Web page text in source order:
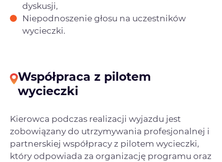
dyskusji,
Niepodnoszenie głosu na uczestników
wycieczki.
Współpraca z pilotem
wycieczki
Kierowca podczas realizacji wyjazdu jest
zobowiązany do utrzymywania profesjonalnej i
partnerskiej współpracy z pilotem wycieczki,
który odpowiada za organizację programu oraz